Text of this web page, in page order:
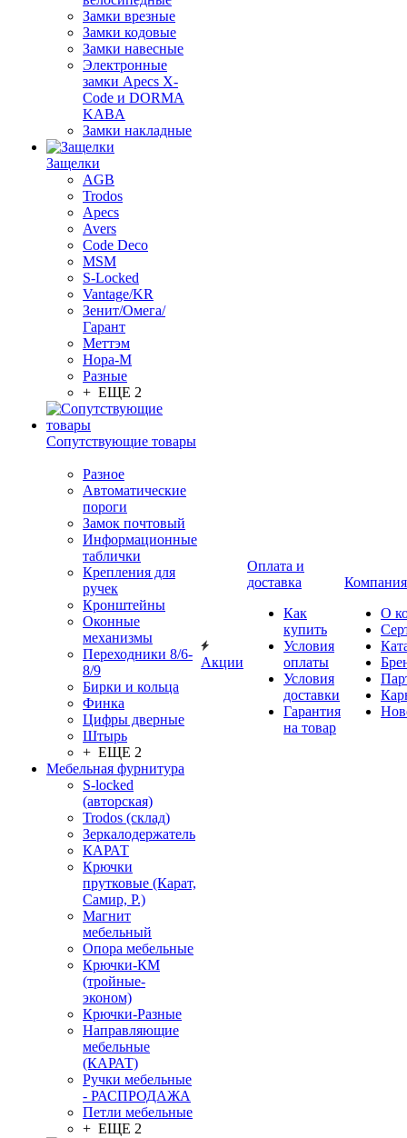
Замки врезные
Замки кодовые
Замки навесные
Электронные
замки Apecs X-
Code и DORMA
KABA
Замки накладные
Защелки
AGB
Trodos
Apecs
Avers
Code Deco
MSM
S-Locked
Vantage/KR
Зенит/Омега/
Гарант
Меттэм
Нора-М
Разные
+ ЕЩЕ 2
Сопутствующие товары
Разное
Автоматические
пороги
Замок почтовый
Информационные
таблички
Крепления для
ручек
Кронштейны
Оконные
механизмы
Переходники 8/6-
8/9
Бирки и кольца
Финка
Цифры дверные
Штырь
+ ЕЩЕ 2
Мебельная фурнитура
S-locked
(авторская)
Trodos (склад)
Зеркалодержатель
КАРАТ
Крючки
прутковые (Карат,
Самир, Р.)
Магнит
мебельный
Опора мебельные
Крючки-КМ
(тройные-
эконом)
Крючки-Разные
Направляющие
мебельные
(КАРАТ)
Ручки мебельные
- РАСПРОДАЖА
Петли мебельные
+ ЕЩЕ 2
Акции
Оплата и
доставка
Как
купить
Условия
оплаты
Условия
доставки
Гарантия
на товар
Компания
О